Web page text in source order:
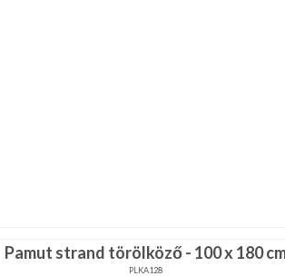
Pamut strand törölköző - 100 x 180
PLKA128